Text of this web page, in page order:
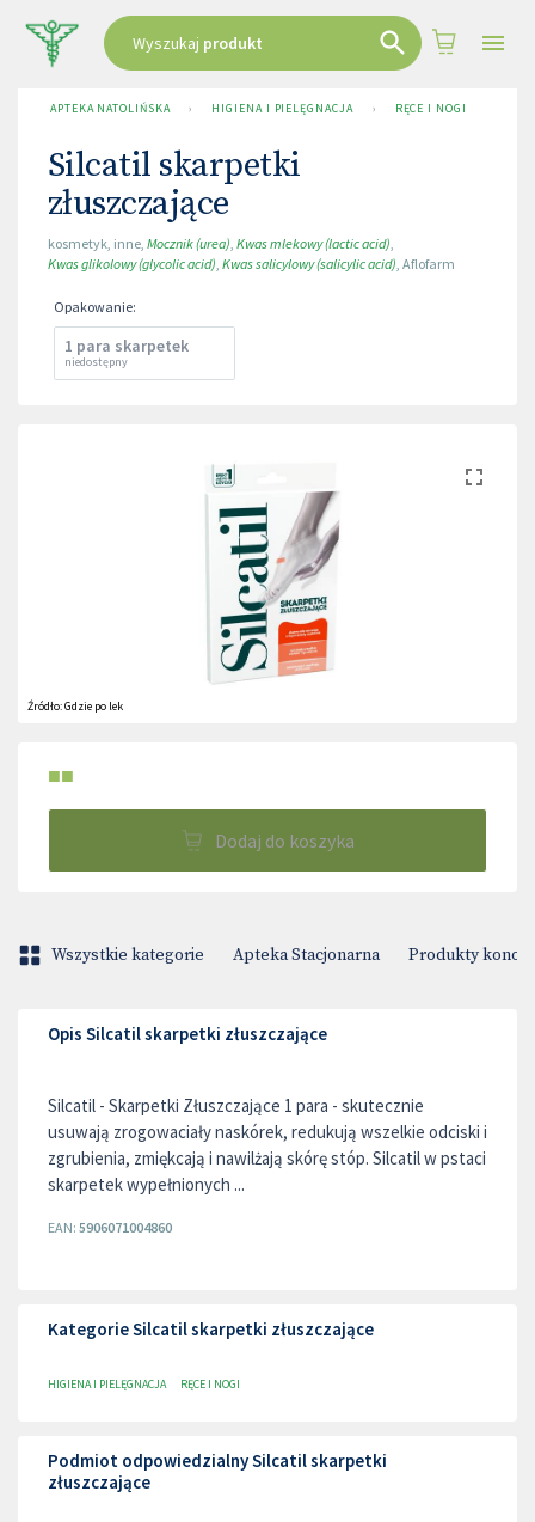
Wyszukaj produkt
APTEKA NATOLIŃSKA › HIGIENA I PIELĘGNACJA › RĘCE I NOGI
Silcatil skarpetki
złuszczające
kosmetyk, inne, Mocznik (urea), Kwas mlekowy (lactic acid),
Kwas glikolowy (glycolic acid), Kwas salicylowy (salicylic acid), Aflofarm
Opakowanie:
1 para skarpetek
niedostępny
Źródło:Gdzie po lek
■■
Dodaj do koszyka
Wszystkie kategorie Apteka Stacjonarna Produkty
Opis Silcatil skarpetki złuszczające
Silcatil - Skarpetki Złuszczające 1 para - skutecznie
usuwają zrogowaciały naskórek, redukują wszelkie odciski i
zgrubienia, zmiękcają i nawilżają skórę stóp. Silcatil w pstaci
skarpetek wypełnionych ...
EAN: 5906071004860
Kategorie Silcatil skarpetki złuszczające
HIGIENA I PIELĘGNACJA RĘCE I NOGI
Podmiot odpowiedzialny Silcatil skarpetki
złuszczające